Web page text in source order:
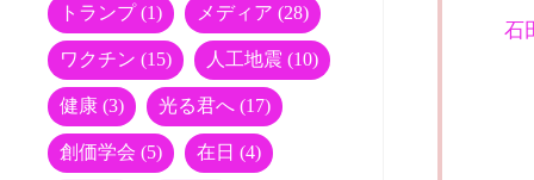
石
トランプ(1) メディア (28)
ワクチン (15) 人工地震 (10)
健康 (3) 光る君へ (17)
創価学会 (5) 在日 (4)